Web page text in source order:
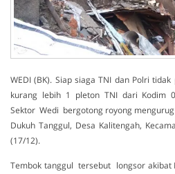
WEDI (BK). Siap siaga TNI dan Polri
kurang lebih 1 pleton TNI dari Kodim
Sektor Wedi bergotong royong
Dukuh Tanggul, Desa Kalitengah,
(17/12).
Tembok tanggul tersebut longsor akibat